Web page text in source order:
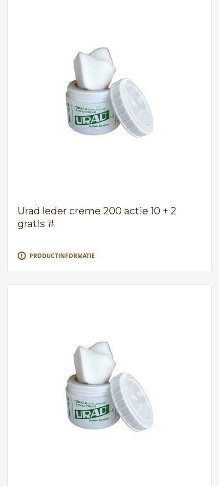
Urad leder creme 200 actie 10 + 2
gratis #
PRODUCTINFORMATIE